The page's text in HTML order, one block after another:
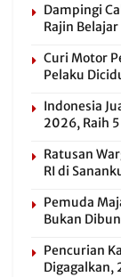
Dampingi
Rajin Belajar
Curi Motor
Pelaku
Indonesia
2026, Raih 5
Ratusan
RI di
Pemuda
Bukan
Pencurian
Digagalkan,